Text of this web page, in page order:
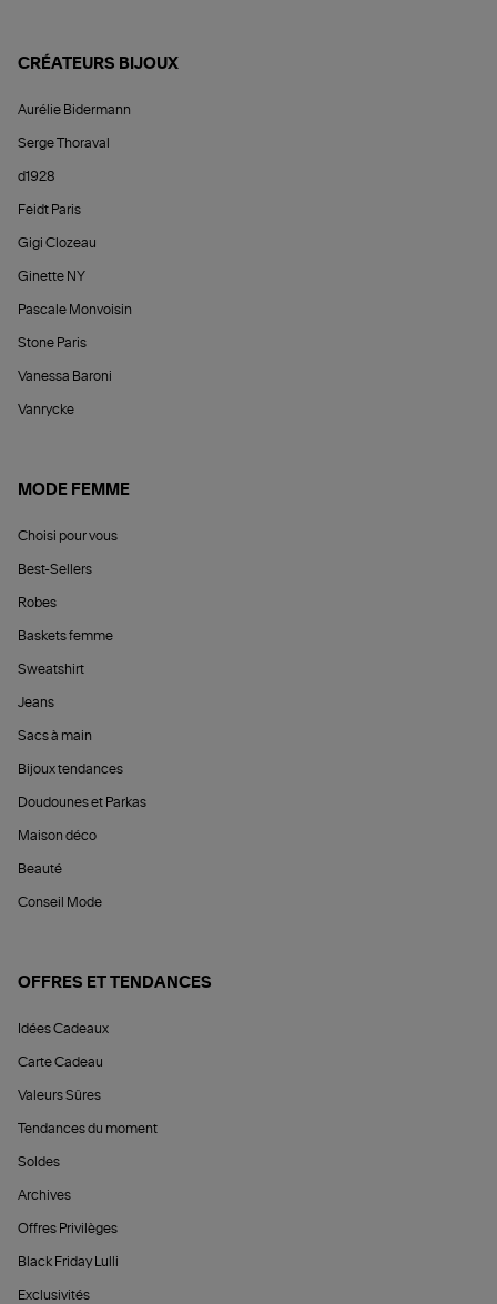
CRÉATEURS BIJOUX
Aurélie Bidermann
Serge Thoraval
d1928
Feidt Paris
Gigi Clozeau
Ginette NY
Pascale Monvoisin
Stone Paris
Vanessa Baroni
Vanrycke
MODE FEMME
Choisi pour vous
Best-Sellers
Robes
Baskets femme
Sweatshirt
Jeans
Sacs à main
Bijoux tendances
Doudounes et Parkas
Maison déco
Beauté
Conseil Mode
OFFRES ET TENDANCES
Idées Cadeaux
Carte Cadeau
Valeurs Sûres
Tendances du moment
Soldes
Archives
Offres Privilèges
Black Friday Lulli
Exclusivités